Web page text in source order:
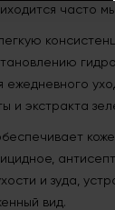
часто
и экстракта
и зуда,
вид.